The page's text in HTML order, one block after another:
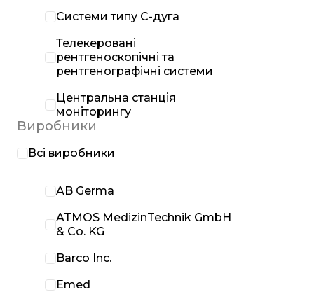
Системи типу С-дуга
Телекеровані
рентгеноскопічні та
рентгенографічні системи
Центральна станція
моніторингу
Виробники
Всі виробники
AB Germa
ATMOS MedizinTechnik GmbH
& Co. KG
Barco Inc.
Emed